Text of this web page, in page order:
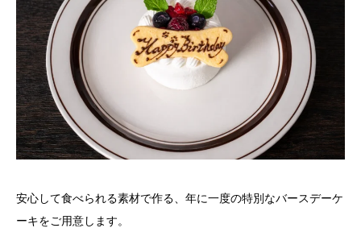
安心して食べられる素材で作る、年に一度の特別なバースデーケ
ーキをご用意します。